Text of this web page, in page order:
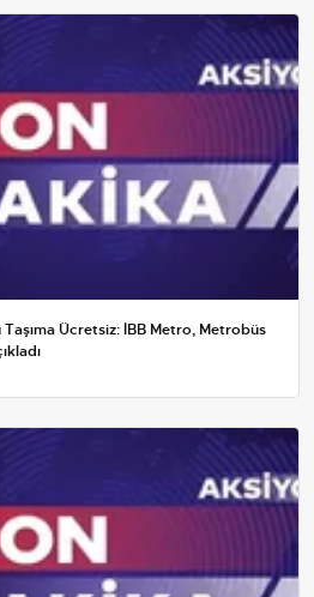
Ücretsiz: İBB Metro, Metrobüs